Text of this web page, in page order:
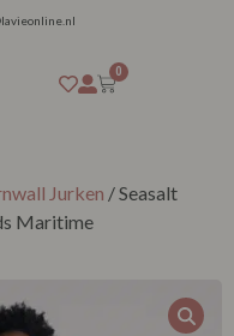
0
Jurken / Seasalt
Maritime